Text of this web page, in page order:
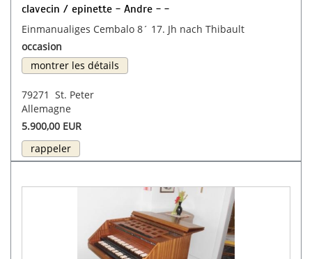
clavecin / epinette - Andre - -
Einmanualiges Cembalo 8´ 17. Jh nach Thibault
occasion
montrer les détails
79271 St. Peter
Allemagne
5.900,00 EUR
rappeler